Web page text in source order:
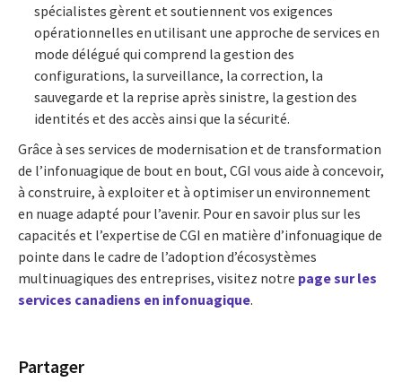
spécialistes gèrent et soutiennent vos exigences
opérationnelles en utilisant une approche de services en
mode délégué qui comprend la gestion des
configurations, la surveillance, la correction, la
sauvegarde et la reprise après sinistre, la gestion des
identités et des accès ainsi que la sécurité.
Grâce à ses services de modernisation et de transformation
de l’infonuagique de bout en bout, CGI vous aide à concevoir,
à construire, à exploiter et à optimiser un environnement
en nuage adapté pour l’avenir. Pour en savoir plus sur les
capacités et l’expertise de CGI en matière d’infonuagique de
pointe dans le cadre de l’adoption d’écosystèmes
multinuagiques des entreprises, visitez notre page sur les
services canadiens en infonuagique.
Partager